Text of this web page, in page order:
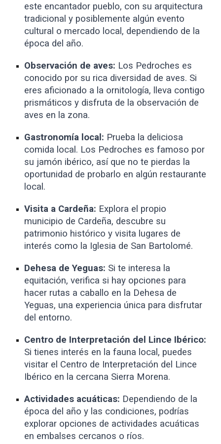
este encantador pueblo, con su arquitectura
tradicional y posiblemente algún evento
cultural o mercado local, dependiendo de la
época del año.
Observación de aves: Los Pedroches es
conocido por su rica diversidad de aves. Si
eres aficionado a la ornitología, lleva contigo
prismáticos y disfruta de la observación de
aves en la zona.
Gastronomía local: Prueba la deliciosa
comida local. Los Pedroches es famoso por
su jamón ibérico, así que no te pierdas la
oportunidad de probarlo en algún restaurante
local.
Visita a Cardeña: Explora el propio
municipio de Cardeña, descubre su
patrimonio histórico y visita lugares de
interés como la Iglesia de San Bartolomé.
Dehesa de Yeguas: Si te interesa la
equitación, verifica si hay opciones para
hacer rutas a caballo en la Dehesa de
Yeguas, una experiencia única para disfrutar
del entorno.
Centro de Interpretación del Lince Ibérico:
Si tienes interés en la fauna local, puedes
visitar el Centro de Interpretación del Lince
Ibérico en la cercana Sierra Morena.
Actividades acuáticas: Dependiendo de la
época del año y las condiciones, podrías
explorar opciones de actividades acuáticas
en embalses cercanos o ríos.